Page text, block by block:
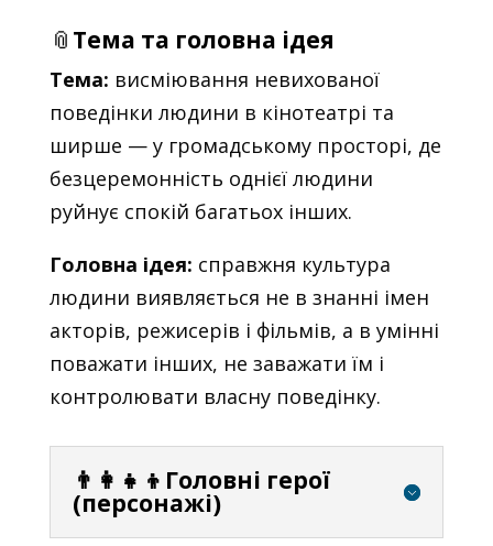
📎 Тема та головна ідея
Тема: висміювання невихованої
поведінки людини в кінотеатрі та
ширше — у громадському просторі, де
безцеремонність однієї людини
руйнує спокій багатьох інших.
Головна ідея: справжня культура
людини виявляється не в знанні імен
акторів, режисерів і фільмів, а в умінні
поважати інших, не заважати їм і
контролювати власну поведінку.
👨‍👩‍👧‍👦Головні герої
(персонажі)